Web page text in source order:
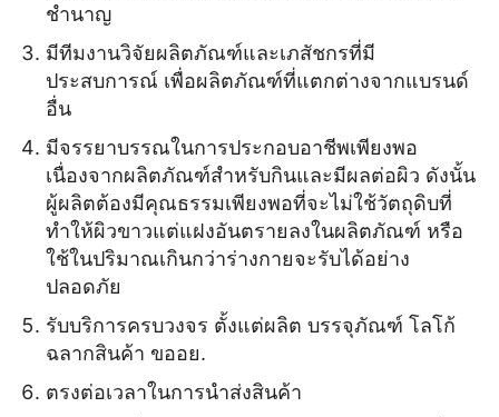
ชำนาญ
มีทีมงานวิจัยผลิตภัณฑ์และเภสัชกรที่มี
ประสบการณ์ เพื่อผลิตภัณฑ์ที่แตกต่างจากแบรนด์
อื่น
มีจรรยาบรรณในการประกอบอาชีพเพียงพอ
เนื่องจากผลิตภัณฑ์สำหรับกินและมีผลต่อผิว ดังนั้น
ผู้ผลิตต้องมีคุณธรรมเพียงพอที่จะไม่ใช้วัตถุดิบที่
ทำให้ผิวขาวแต่แฝงอันตรายลงในผลิตภัณฑ์ หรือ
ใช้ในปริมาณเกินกว่าร่างกายจะรับได้อย่าง
ปลอดภัย
รับบริการครบวงจร ตั้งแต่ผลิต บรรจุภัณฑ์ โลโก้
ฉลากสินค้า ขออย.
ตรงต่อเวลาในการนำส่งสินค้า